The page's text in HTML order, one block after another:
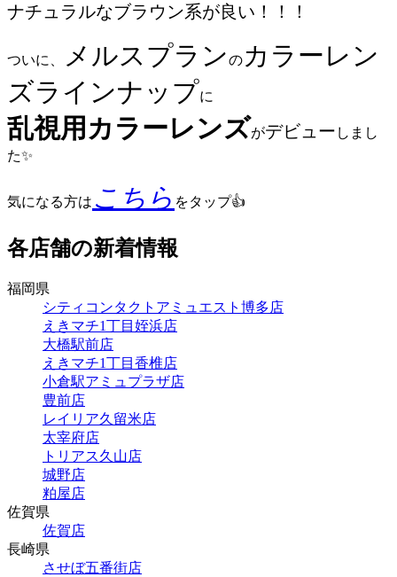
ナチュラルなブラウン系が良い！！！
ついに、 メルスプランの カラーレン
ズラインナップに
乱視用カラーレンズがデビュー しまし
た✨
気になる方は こちら をタップ👍
各店舗の新着情報
福岡県
シティコンタクトアミュエスト博多店
えきマチ1丁目姪浜店
大橋駅前店
えきマチ1丁目香椎店
小倉駅アミュプラザ店
豊前店
レイリア久留米店
太宰府店
トリアス久山店
城野店
粕屋店
佐賀県
佐賀店
長崎県
させぼ五番街店